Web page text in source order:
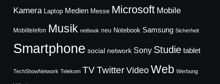
Kamera Laptop Medien Messe Microsoft Mobile
Mobiltelefon Musik netbook neu Notebook Samsung Sicherheit
Smartphone social network Sony Studie tablet
TechShowNetwork Telekom TVTwitter Video Web Werbung